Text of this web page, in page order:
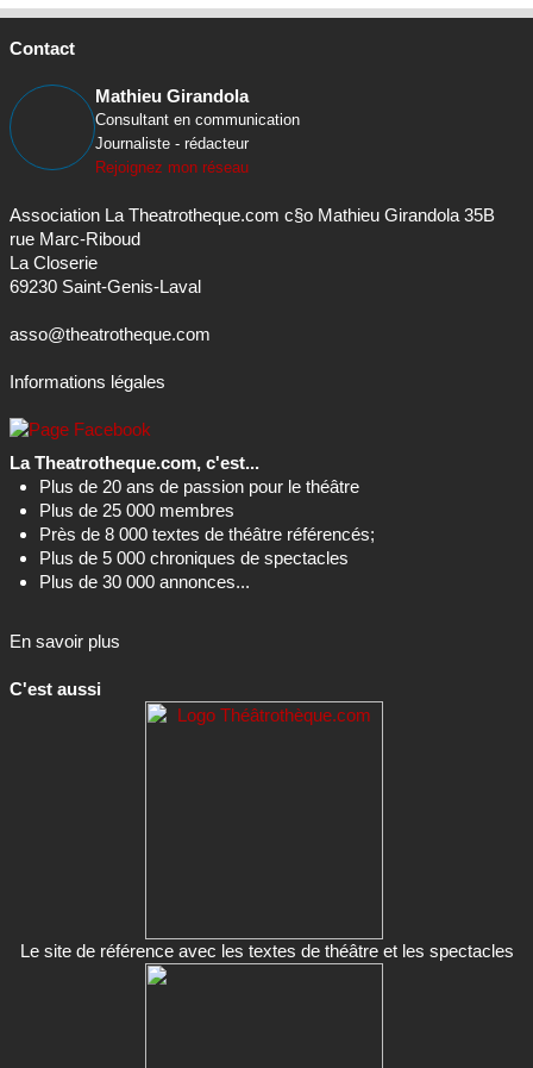
Contact
Mathieu Girandola
Consultant en communication
Journaliste - rédacteur
Rejoignez mon réseau
Association La Theatrotheque.com c§o Mathieu Girandola 35B
rue Marc-Riboud
La Closerie
69230 Saint-Genis-Laval
asso@theatrotheque.com
Informations légales
La Theatrotheque.com, c'est...
Plus de 20 ans de passion pour le théâtre
Plus de 25 000 membres
Près de 8 000 textes de théâtre référencés;
Plus de 5 000 chroniques de spectacles
Plus de 30 000 annonces...
En savoir plus
C'est aussi
Le site de référence avec les textes de théâtre et les spectacles